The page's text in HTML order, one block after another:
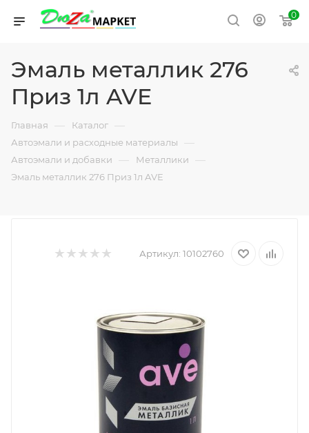
0
Эмаль металлик 276
Приз 1л AVE
Главная — Каталог —
Автоэмали и расходные материалы —
Автоэмали и добавки — Металлики —
Эмаль металлик 276 Приз 1л AVE
Артикул: 10102760